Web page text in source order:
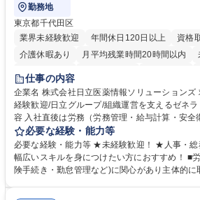
勤務地
東京都千代田区
業界未経験歓迎
年間休日120日以上
資格
介護休暇あり
月平均残業時間20時間以内
住宅手当あり
育休あり
完全週休2日制 交通費支給 土
仕事の内容
企業名 株式会社日立医薬情報ソリューションズ 求人名 【総務・人事】未
経験歓迎/日立グループ/組織運営を支えるゼネラリス
容 入社直後は労務（労務管理・給与計算・安全
任せいたします。将来は総務・採用・教育業務
営を支えるゼネラリストをめざせます。 ・初期業務：労働時間管理、給与
計算、社会保険対応、福利厚生管理、安全衛生
します。ご経験に応じて、休職者管理など、幅
必要な経験・能力等
必要な経験・能力等 ★未経験歓迎！ ★人事・総
幅広いスキルを身につけたい方におすすめ！ ■労務管理(給与計算・社会保
険手続き・勤怠管理など)に関心があり主体的